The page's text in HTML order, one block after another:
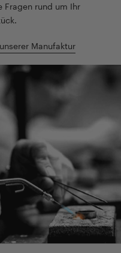
Fragen rund um Ihr
Manufaktur